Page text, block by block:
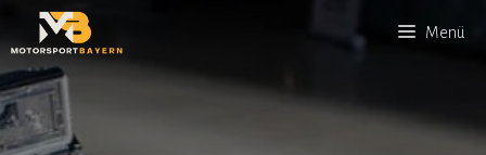
Inhalt
springen
Menü